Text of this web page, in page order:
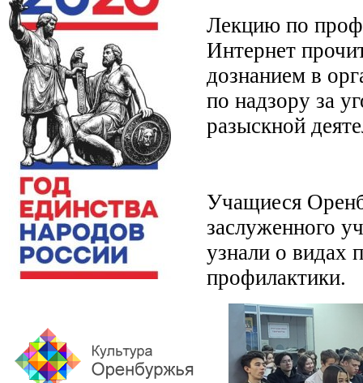
Лекцию по
Интернет
дознанием в
по надзору за
разыскной
Учащиеся
заслуженного
узнали о видах
профилактики.